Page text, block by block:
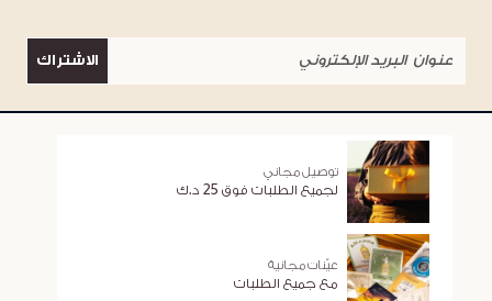
الاشتراك
توصيل مجاني
لجميع الطلبات فوق 25 د.ك
عيّنات مجانية
مع جميع الطلبات